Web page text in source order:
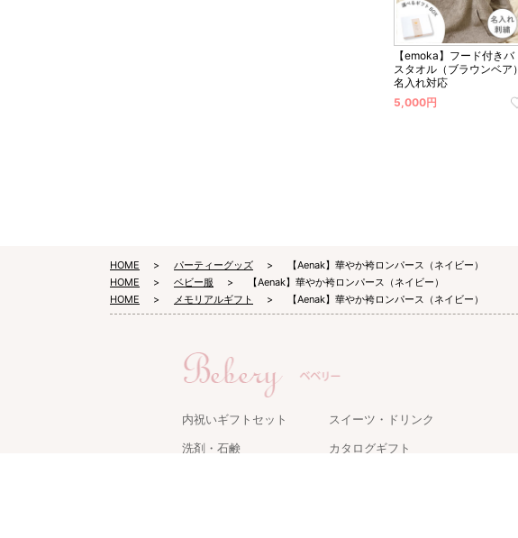
【emoka】フード付きバ
スタオル（ブラウンベア）
名入れ対応
5,000円
HOME パーティーグッズ
【Aenak】華やか袴ロンパース（ネイビー）
HOME
ベビー服
【Aenak】華やか袴ロンパース（ネイビー）
HOME
メモリアルギフト 【Aenak】華やか袴ロンパース（ネイビー）
内祝いギフトセット
スイーツ・ドリンク
洗剤・石鹸
カタログギフト